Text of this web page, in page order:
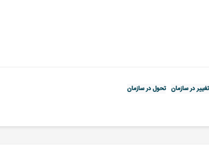
تغییر در سازمان تحول در سازمان